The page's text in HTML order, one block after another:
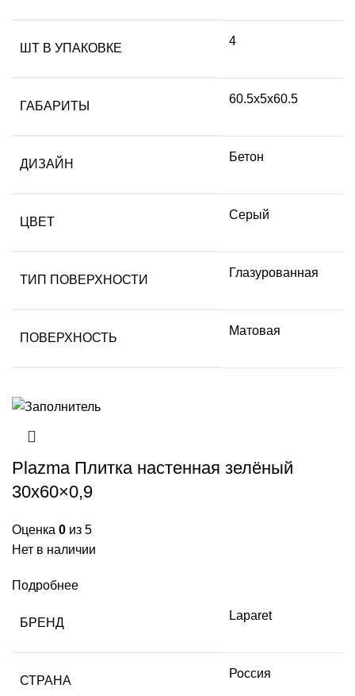
ШТ В УПАКОВКЕ
4
ГАБАРИТЫ
60.5х5х60.5
ДИЗАЙН
Бетон
ЦВЕТ
Серый
ТИП ПОВЕРХНОСТИ
Глазурованная
ПОВЕРХНОСТЬ
Матовая
Plazma Плитка настенная зелёный
30х60×0,9
Оценка 0 из 5
Нет в наличии
Подробнее
БРЕНД
Laparet
СТРАНА
Россия